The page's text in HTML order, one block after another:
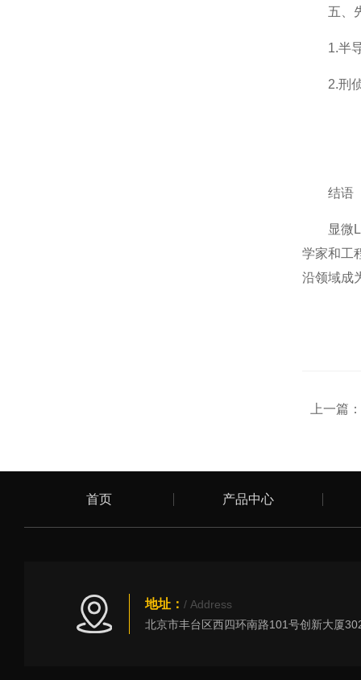
五、先
1.半导
2.刑侦
结语
显微
学家和工
沿领域成
上一篇：
首页 产品中心
地址： / Address